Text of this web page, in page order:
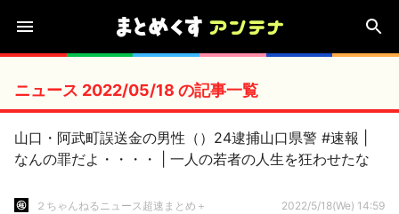
ニュース 2022/05/18 の記事一覧
山口・阿武町誤送金の男性（）24逮捕山口県警 #速報 |
なんの罪だよ・・・・ | 一人の若者の人生を狂わせたな
２ちゃんねるニュース超速まとめ＋ 2022/5/18(We) 14:59